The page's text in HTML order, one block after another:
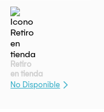
Retiro
en tienda
No Disponible